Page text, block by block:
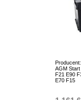
AGM
F21 E90
E70 F15